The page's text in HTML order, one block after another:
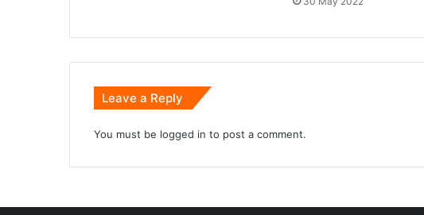
Leave a Reply
You must be logged in to post a comment.